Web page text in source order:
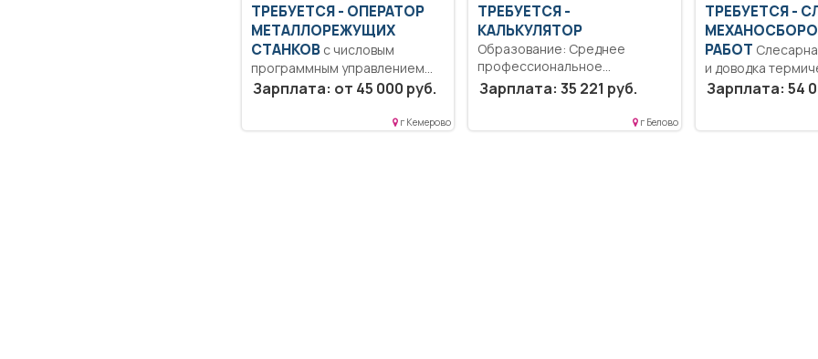
ТРЕБУЕТСЯ - ОПЕРАТОР
МЕТАЛЛОРЕЖУЩИХ
СТАНКОВс числовым
программным управлением
Образование: Среднее
профессиональное.
дисциплинированность..
Зарплата: от 45 000 руб.
г Кемерово
ТРЕБУЕТСЯ -
КАЛЬКУЛЯТОР
Образование: Среднее
профессиональное
образование.. Выполняет на
основе действующих
Зарплата: 35 221 руб.
г Белово
ТРЕБУЕТСЯ -
РАБОТ
и доводка
обработанных
изделий...
Зарплата: 54